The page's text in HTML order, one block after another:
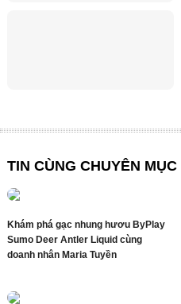
TIN CÙNG CHUYÊN MỤC
Khám phá gạc nhung hươu ByPlay
Sumo Deer Antler Liquid cùng
doanh nhân Maria Tuyền